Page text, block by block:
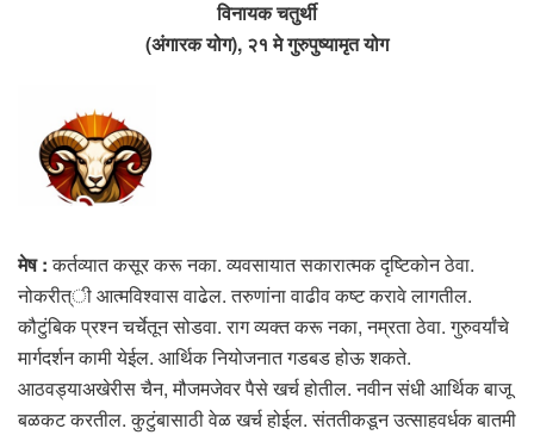
विनायक चतुर्थी
(अंगारक योग), २१ मे गुरुपुष्यामृत योग
मेष :कर्तव्यात कसूर करू नका. व्यवसायात सकारात्मक दृष्टिकोन ठेवा.
नोकरीत्ी आत्मविश्वास वाढेल. तरुणांना वाढीव कष्ट करावे लागतील.
कौटुंबिक प्रश्न चर्चेतून सोडवा. राग व्यक्त करू नका, नम्रता ठेवा. गुरुवर्यांचे
मार्गदर्शन कामी येईल. आर्थिक नियोजनात गडबड होऊ शकते.
आठवड्याअखेरीस चैन, मौजमजेवर पैसे खर्च होतील. नवीन संधी आर्थिक बाजू
बळकट करतील. कुटुंबासाठी वेळ खर्च होईल. संततीकडून उत्साहवर्धक बातमी